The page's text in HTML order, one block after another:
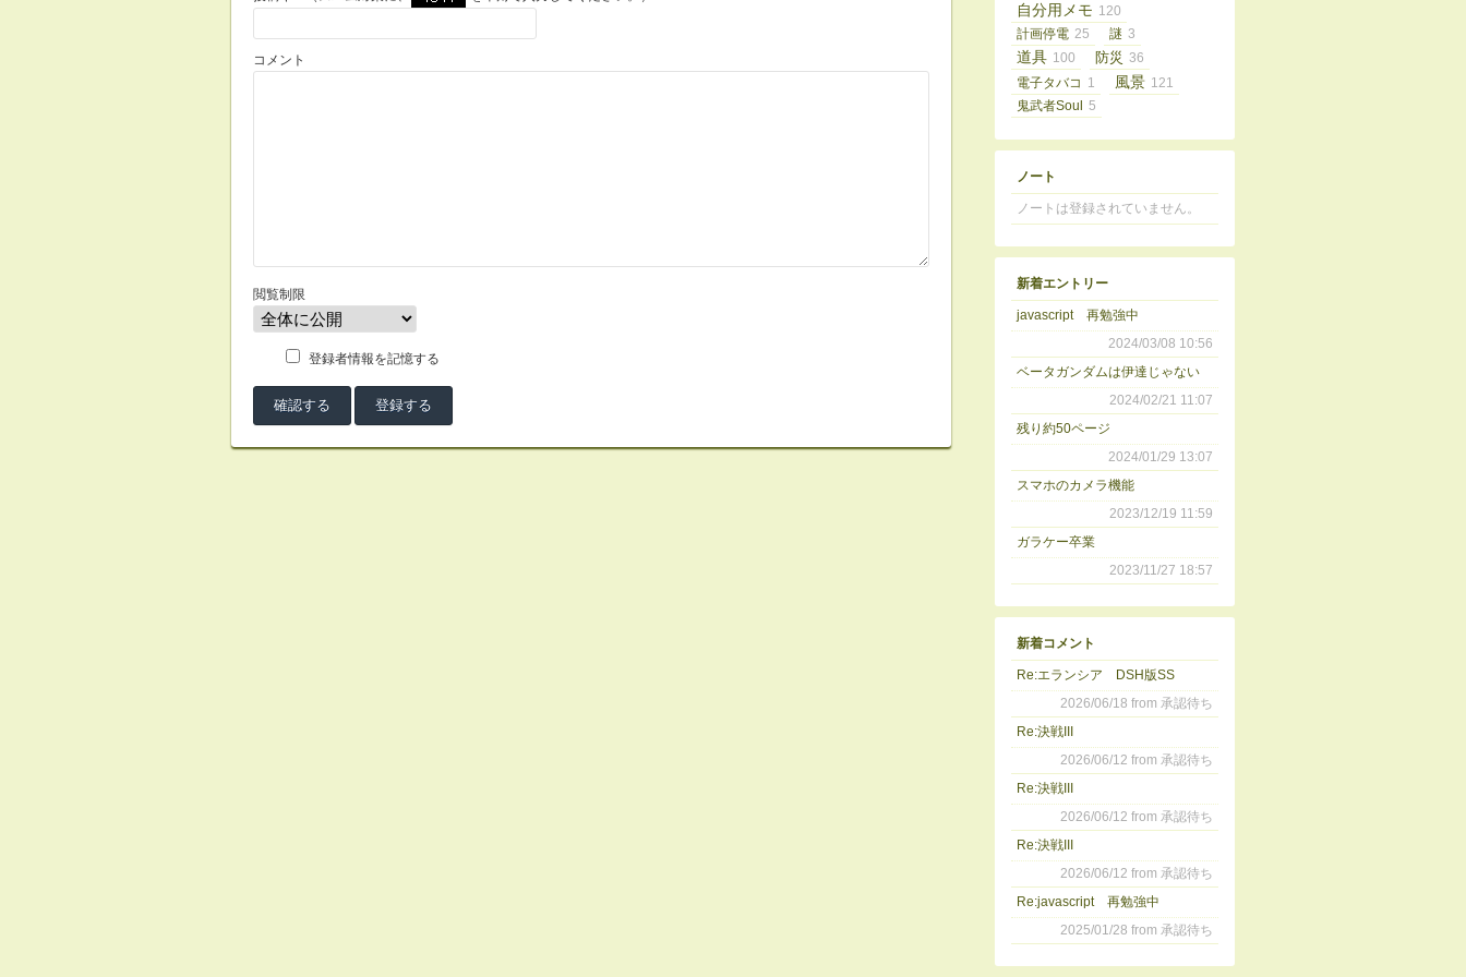
コメント
閲覧制限
登録者情報を記憶する
自分用メモ 120
計画停電 25 謎 3
道具 100 防災 36
電子タバコ 1 風景 121
鬼武者Soul
5
ノート
ノートは登録されていません。
新着エントリー
javascript 再勉強中
2024/03/08 10:56
ベータガンダムは伊達じゃない
2024/02/21 11:07
残り約50ページ
2024/01/29 13:07
スマホのカメラ機能
2023/12/19 11:59
ガラケー卒業
2023/11/27 18:57
新着コメント
Re:エランシア DSH版SS
2026/06/18 from 承認待ち
Re:決戦III
2026/06/12 from 承認待ち
Re:決戦III
2026/06/12 from 承認待ち
Re:決戦III
2026/06/12 from 承認待ち
Re:javascript 再勉強中
2025/01/28 from 承認待ち